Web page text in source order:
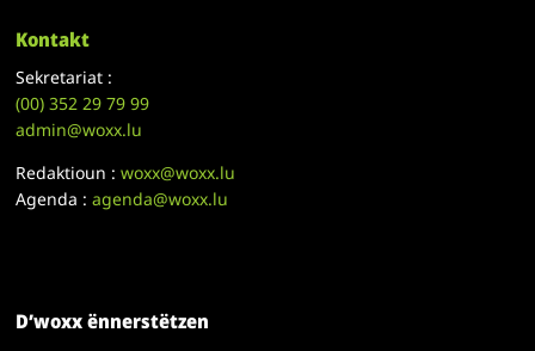
Kontakt
Sekretariat :
(00)352 29 79 99
admin@woxx.lu
Redaktioun :woxx@woxx.lu
Agenda :agenda@woxx.lu
D’woxx ënnerstëtzen